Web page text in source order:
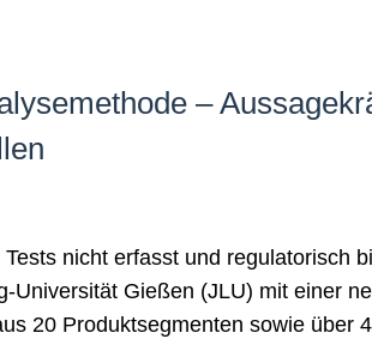
–
nicht erfasst und regulatorisch
Gießen (JLU) mit einer
20 Produktsegmenten sowie über